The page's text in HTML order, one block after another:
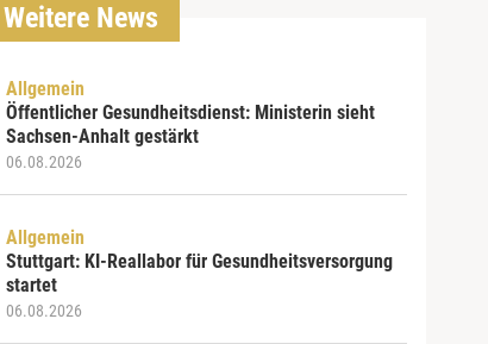
Weitere News
Allgemein
Öffentlicher Gesundheitsdienst: Ministerin sieht
Sachsen-Anhalt gestärkt
06.08.2026
Allgemein
Stuttgart: KI-Reallabor für Gesundheitsversorgung
startet
06.08.2026